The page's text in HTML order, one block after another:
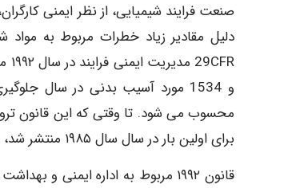
صنعت فرایند شیمیایی، از نظر ایمنی
محسوب می شود. تا وقتی که این قانون
برای اولین بار در سال سال ۱۹۸۵ منتشر شد، درباره روش های ارزیابی خطر اجرا می کردند.
قانون ۱۹۹۲ مربوط به اداره